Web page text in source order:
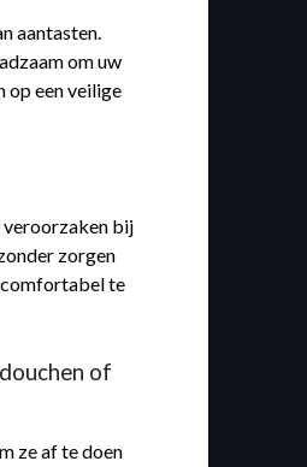
aantasten.
om uw
op een veilige
veroorzaken bij
zorgen
comfortabel te
of
ze af te doen